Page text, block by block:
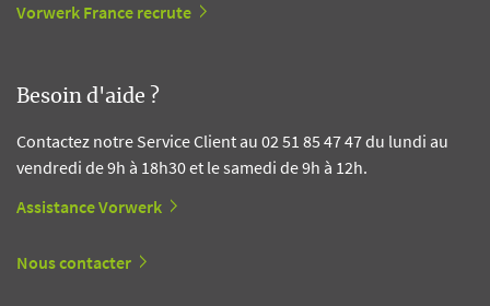
Vorwerk France recrute
Besoin d'aide ?
Contactez notre Service Client au 02 51 85 47 47 du lundi au
vendredi de 9h à 18h30 et le samedi de 9h à 12h.
Assistance Vorwerk
Nous contacter